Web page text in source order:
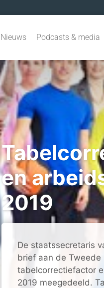
Nieuws Podcasts & media
en
2019
De staatssecretaris
brief aan de Tweede
tabelcorrectiefactor
2019 meegedeeld.